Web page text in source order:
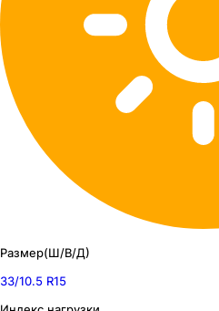
Размер(Ш/В/Д)
33/10.5 R15